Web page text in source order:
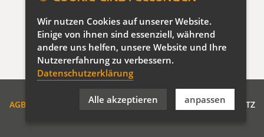
Navigation
AGB VERANSTALTUNGEN IMPRESSUM DATENSCHUTZ
Wir nutzen Cookies auf unserer Website.
Einige von ihnen sind essenziell, während
andere uns helfen, unsere Website und Ihre
Nutzererfahrung zu verbessern.
Datenschutzerklärung
Alle akzeptieren anpassen